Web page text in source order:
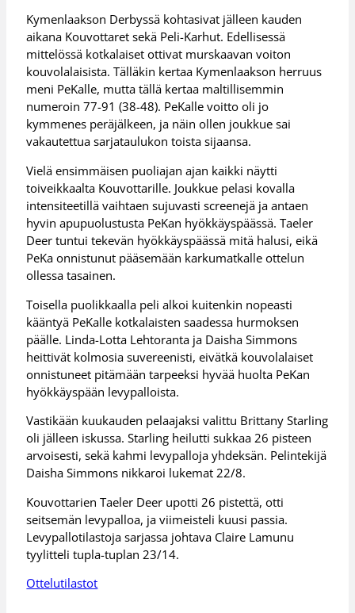
Kymenlaakson Derbyssä kohtasivat jälleen kauden
aikana Kouvottaret sekä Peli-Karhut. Edellisessä
mittelössä kotkalaiset ottivat murskaavan voiton
kouvolalaisista. Tälläkin kertaa Kymenlaakson herruus
meni PeKalle, mutta tällä kertaa maltillisemmin
numeroin 77-91 (38-48). PeKalle voitto oli jo
kymmenes peräjälkeen, ja näin ollen joukkue sai
vakautettua sarjataulukon toista sijaansa.
Vielä ensimmäisen puoliajan ajan kaikki näytti
toiveikkaalta Kouvottarille. Joukkue pelasi kovalla
intensiteetillä vaihtaen sujuvasti screenejä ja antaen
hyvin apupuolustusta PeKan hyökkäyspäässä. Taeler
Deer tuntui tekevän hyökkäyspäässä mitä halusi, eikä
PeKa onnistunut pääsemään karkumatkalle ottelun
ollessa tasainen.
Toisella puolikkaalla peli alkoi kuitenkin nopeasti
kääntyä PeKalle kotkalaisten saadessa hurmoksen
päälle. Linda-Lotta Lehtoranta ja Daisha Simmons
heittivät kolmosia suvereenisti, eivätkä kouvolalaiset
onnistuneet pitämään tarpeeksi hyvää huolta PeKan
hyökkäyspään levypalloista.
Vastikään kuukauden pelaajaksi valittu Brittany Starling
oli jälleen iskussa. Starling heilutti sukkaa 26 pisteen
arvoisesti, sekä kahmi levypalloja yhdeksän. Pelintekijä
Daisha Simmons nikkaroi lukemat 22/8.
Kouvottarien Taeler Deer upotti 26 pistettä, otti
seitsemän levypalloa, ja viimeisteli kuusi passia.
Levypallotilastoja sarjassa johtava Claire Lamunu
tyylitteli tupla-tuplan 23/14.
Ottelutilastot